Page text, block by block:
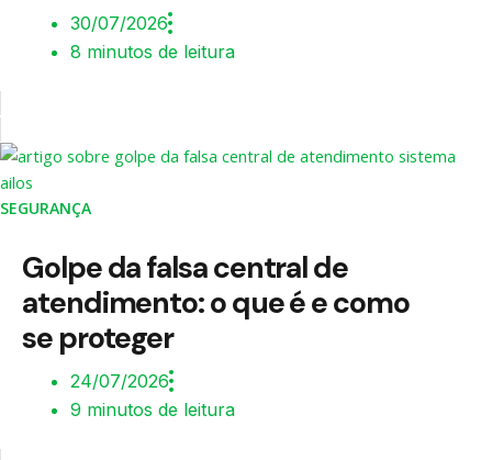
30/07/2026
8 minutos de leitura
SEGURANÇA
Golpe da falsa central de
atendimento: o que é e como
se proteger
24/07/2026
9 minutos de leitura